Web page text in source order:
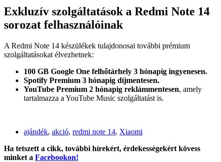
Exkluzív szolgáltatások a Redmi Note 14
sorozat felhasználóinak
A Redmi Note 14 készülékek tulajdonosai további prémium
szolgáltatásokat élvezhetnek:
100 GB Google One felhőtárhely 3 hónapig ingyenesen.
Spotify Premium 3 hónapig díjmentesen.
YouTube Premium 2 hónapig reklámmentesen, amely
tartalmazza a YouTube Music szolgáltatást is.
ajándék, akció, redmi note 14, Xiaomi
Ha tetszett a cikk, további hírekért, érdekességekért kövess
minket a Facebookon!